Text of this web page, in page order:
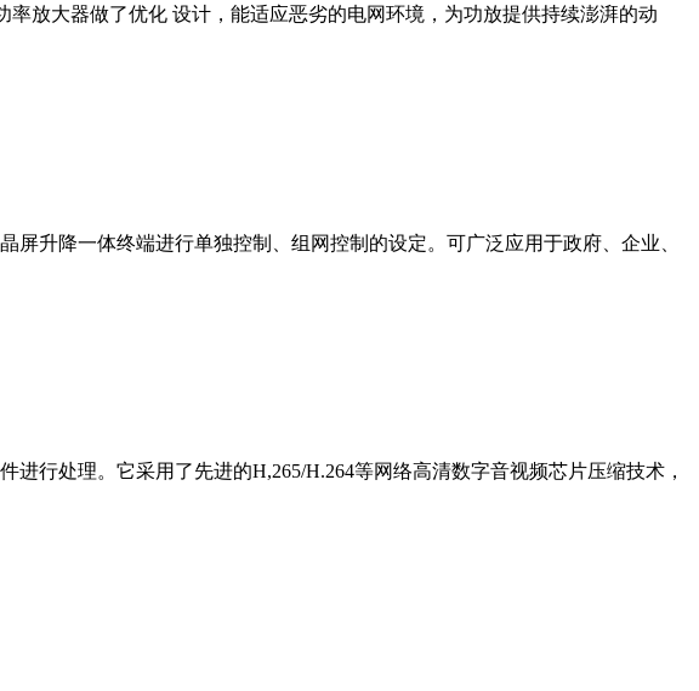
放大器做了优化 设计，能适应恶劣的电网环境，为功放提供持续澎湃的动
升降一体终端进行单独控制、组网控制的设定。可广泛应用于政府、企业、
行处理。它采用了先进的H,265/H.264等网络高清数字音视频芯片压缩技术，